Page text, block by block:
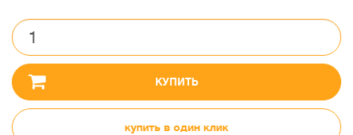
КУПИТЬ
купить в один клик